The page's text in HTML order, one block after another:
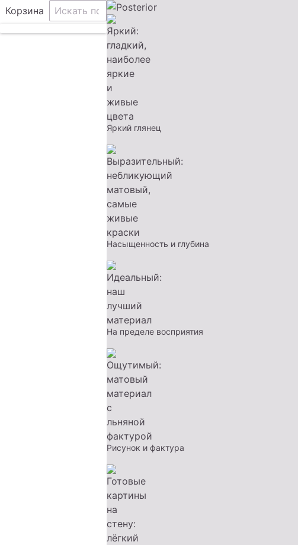
Корзина
Яркий глянец
Насыщенность и глубина
На пределе восприятия
Рисунок и фактура